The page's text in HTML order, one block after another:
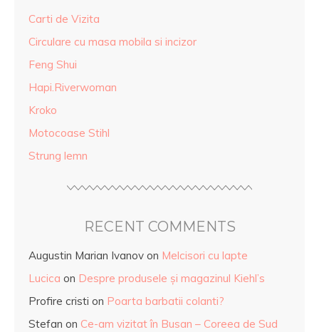
Carti de Vizita
Circulare cu masa mobila si incizor
Feng Shui
Hapi.Riverwoman
Kroko
Motocoase Stihl
Strung lemn
RECENT COMMENTS
Augustin Marian Ivanov on Melcisori cu lapte
Lucica on Despre produsele și magazinul Kiehl’s
Profire cristi on Poarta barbatii colanti?
Stefan on Ce-am vizitat în Busan – Coreea de Sud